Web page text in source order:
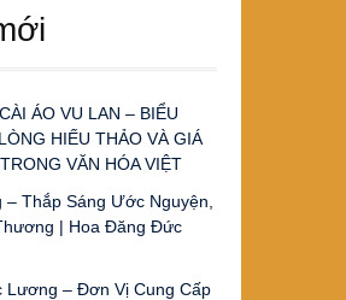
ÁO VU LAN – BIỂU
HIẾU THẢO VÀ GIÁ
VĂN HÓA VIỆT
Thắp Sáng Ước Nguyện,
| Hoa Đăng Đức
Lương – Đơn Vị Cung Cấp